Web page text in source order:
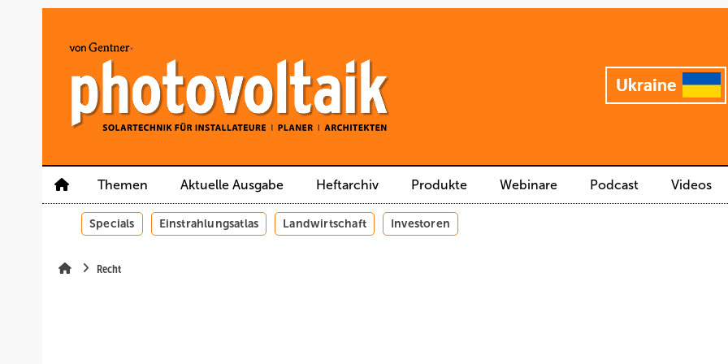
Themen Aktuelle Ausgabe Heftarchiv Produkte Webinare Podcast Videos
Specials Einstrahlungsatlas Landwirtschaft Investoren
Recht